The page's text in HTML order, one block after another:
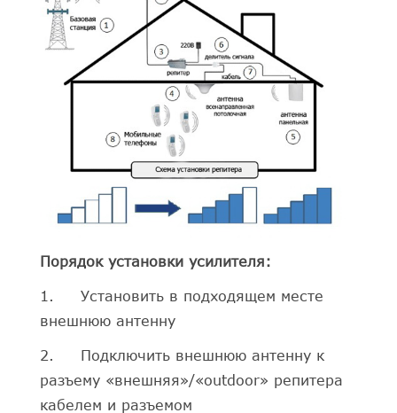
Порядок установки усилителя:
1. Установить в подходящем месте
внешнюю антенну
2. Подключить внешнюю антенну к
разъему «внешняя»/«outdoor» репитера
кабелем и разъемом